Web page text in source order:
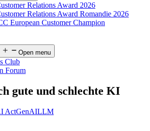
Relations Award 2026
Relations Award Romandie 2026
European Customer Champion
Open menu
Club
Forum
gute und schlechte KI
ActGenAILLM